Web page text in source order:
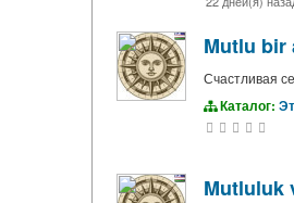
Mutlu bir
Счастливая
Каталог:
Mutluluk